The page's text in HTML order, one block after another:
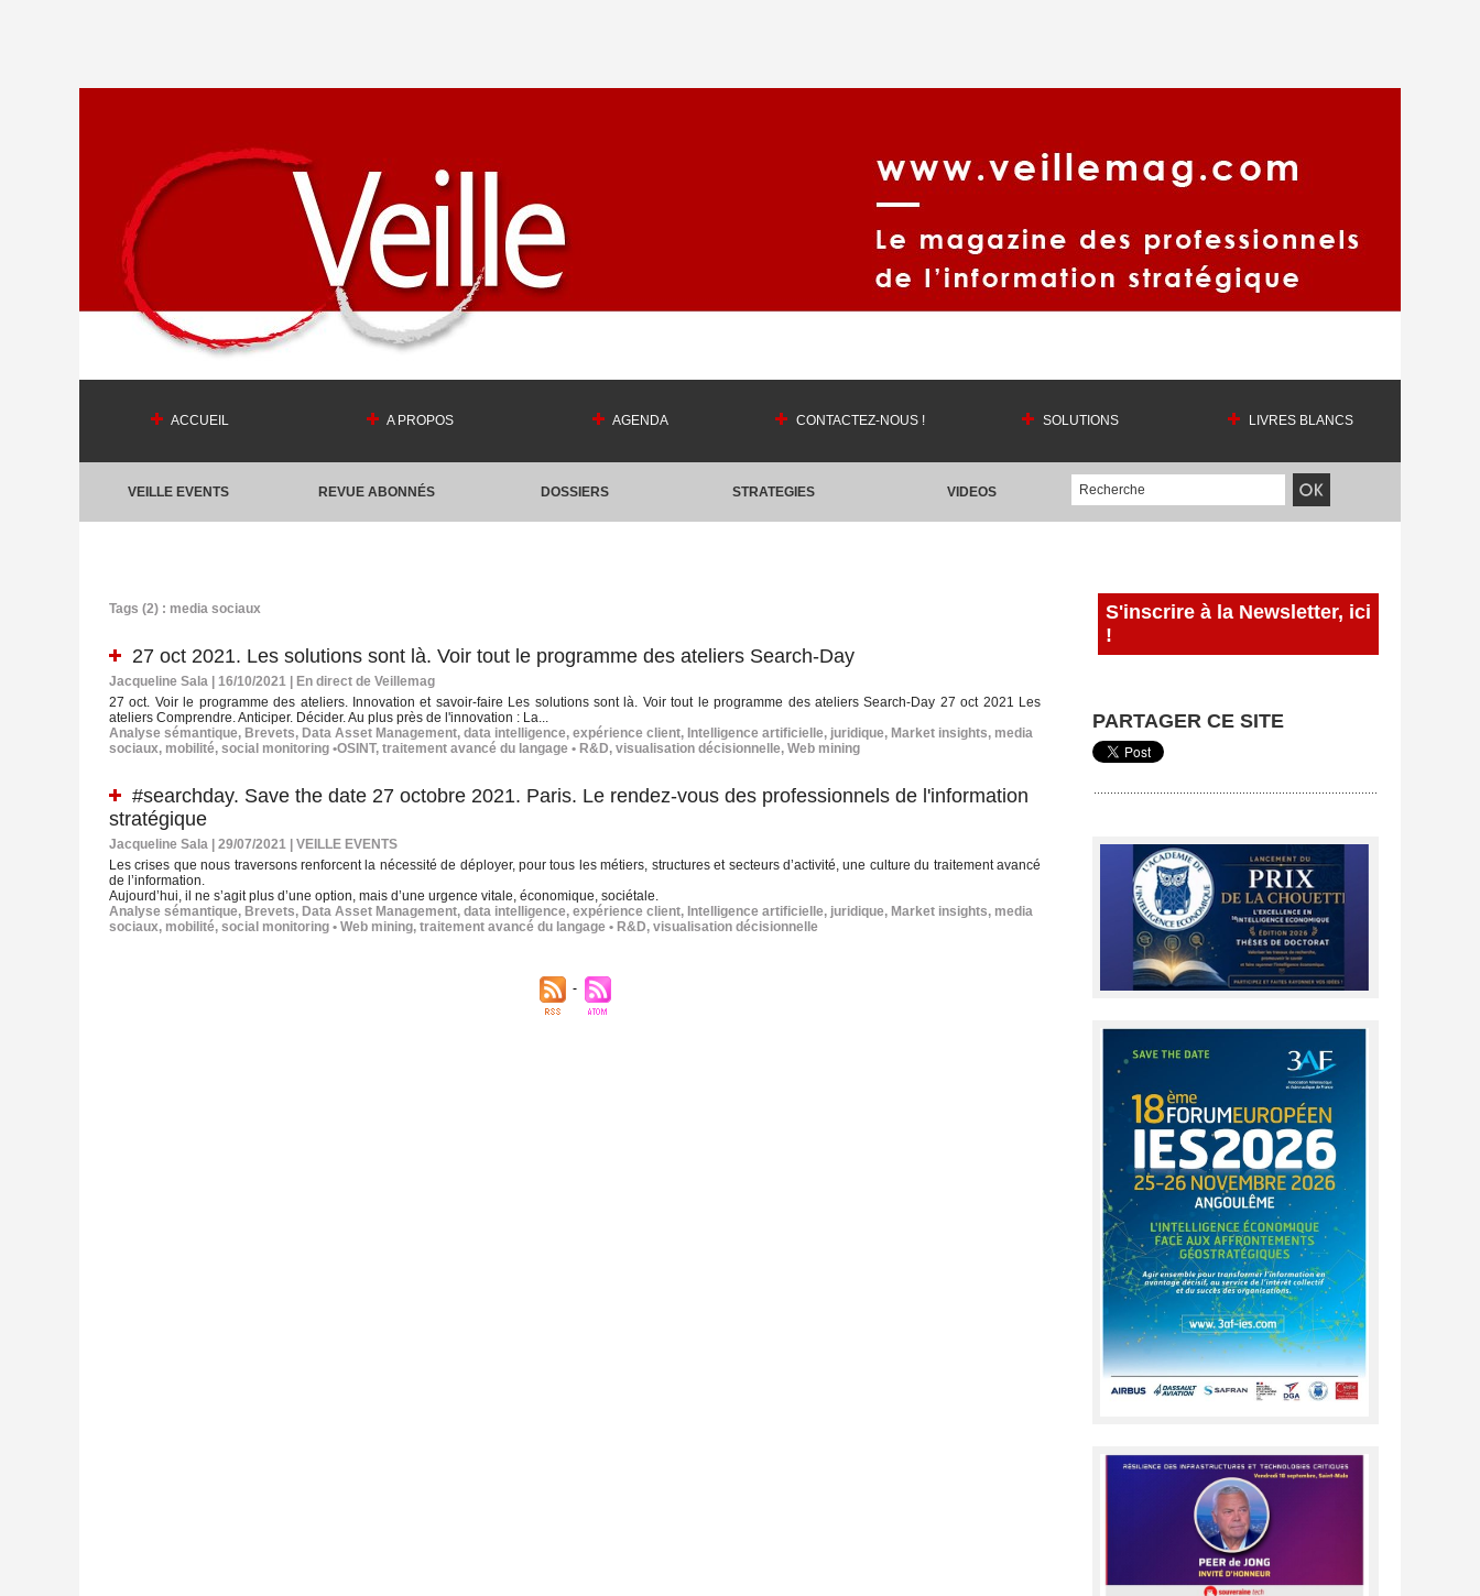
ACCUEIL A PROPOS AGENDA CONTACTEZ-NOUS ! SOLUTIONS LIVRES BLANCS
VEILLE EVENTS REVUE ABONNÉS DOSSIERS STRATEGIES VIDEOS
Tags (2) : media sociaux
27 oct 2021. Les solutions sont là. Voir tout le programme des ateliers Search-Day
Jacqueline Sala | 16/10/2021
En direct de Veillemag
27 oct. Voir le programme des ateliers. Innovation et savoir-faire Les solutions sont là. Voir tout le programme des ateliers Search-Day 27 oct 2021 Les
ateliers Comprendre. Anticiper. Décider. Au plus près de l'innovation : La...
Analyse sémantique, Brevets, Data Asset Management, data intelligence, expérience client, Intelligence artificielle, juridique, Market insights, media
sociaux, mobilité, social monitoring •OSINT, traitement avancé du langage • R&D, visualisation décisionnelle, Web mining
#searchday. Save the date 27 octobre 2021. Paris. Le rendez-vous des professionnels de l'information
stratégique
Jacqueline Sala | 29/07/2021
VEILLE EVENTS
Les crises que nous traversons renforcent la nécessité de déployer, pour tous les métiers, structures et secteurs d’activité, une culture du traitement avancé
de l’information.
Aujourd’hui, il ne s’agit plus d’une option, mais d’une urgence vitale, économique, sociétale.
Analyse sémantique, Brevets, Data Asset Management, data intelligence, expérience client, Intelligence artificielle, juridique, Market insights, media
sociaux, mobilité, social monitoring • Web mining, traitement avancé du langage • R&D, visualisation décisionnelle
S'inscrire à la Newsletter, ici
!
PARTAGER CE SITE